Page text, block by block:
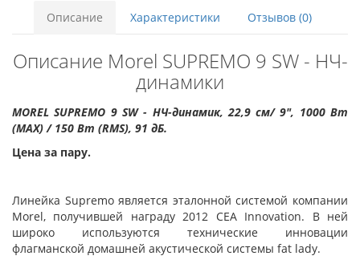
Описание Характеристики Отзывов (0)
Описание Morel SUPREMO 9 SW - НЧ-
динамики
MOREL SUPREMO 9 SW - НЧ-динамик, 22,9 см/ 9", 1000 Вт
(MAX) / 150 Вт (RMS), 91 дБ.
Цена за пару.
Линейка Supremo является эталонной системой компании
Morel, получившей награду 2012 СЕА Innovation. В ней
широко используются технические инновации
флагманской домашней акустической системы fat lady.